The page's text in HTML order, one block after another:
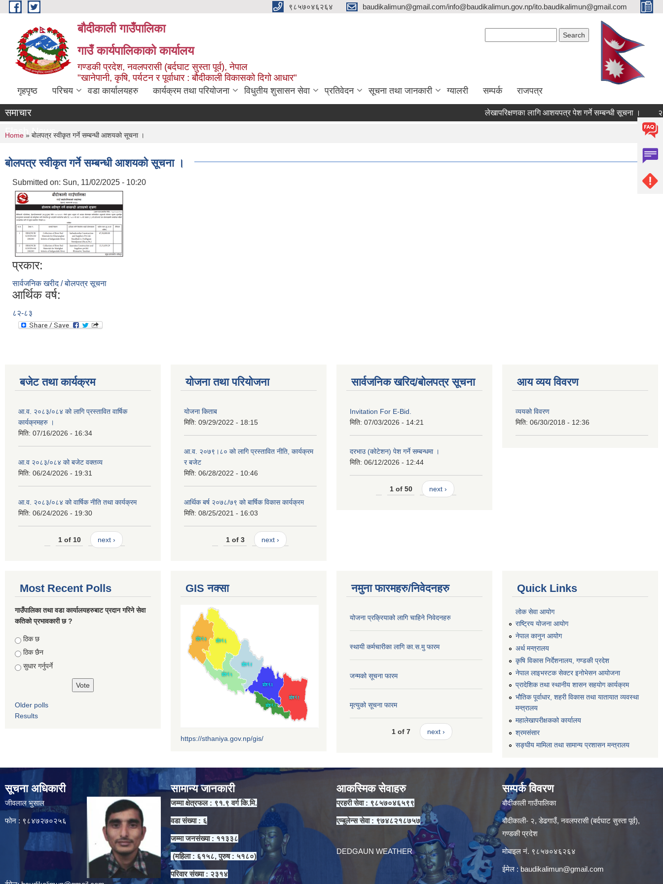
Skip to main content ९८५७०४६२६४ baudikalimun@gmail.com/info@baudikalimun.gov.np/ito.baudikalimun@gmail.com
बौदीकाली गाउँपालिका
गाउँ कार्यपालिकाको कार्यालय
गण्डकी प्रदेश, नवलपरासी (बर्दघाट सुस्ता पूर्व), नेपाल
"खानेपानी, कृषि, पर्यटन र पूर्वाधार : बौदीकाली विकासको दिगो आधार"
गृहपृष्ठ परिचय वडा कार्यालयहरु कार्यक्रम तथा परियोजना विधुतीय शुसासन सेवा प्रतिवेदन सूचना तथा जानकारी ग्यालरी सम्पर्क राजपत्र
समाचार लेखापरिक्षणका लागि आशयपत्र पेश गर्ने सम्बन्धी सूचना ।
Flash News
You are here
Home » बोलपत्र स्वीकृत गर्ने सम्बन्धी आशयको सूचना ।
बोलपत्र स्वीकृत गर्ने सम्बन्धी आशयको सूचना ।
Submitted on: Sun, 11/02/2025 - 10:20
प्रकार:
सार्वजनिक खरीद / बोलपत्र सूचना
आर्थिक वर्ष:
८२-८३
बजेट तथा कार्यक्रम
आ.व. २०८३/०८४ को लागि प्रस्तावित वार्षिक
कार्यक्रमहरु ।
मिति: 07/16/2026 - 16:34
आ.व २०८३/०८४ को बजेट वक्तव्य
मिति: 06/24/2026 - 19:31
आ.व. २०८३/०८४ को वार्षिक नीति तथा कार्यक्रम
मिति: 06/24/2026 - 19:30
1 of 10 next ›
योजना तथा परियोजना
योजना किताब
मिति: 09/29/2022 - 18:15
आ.व. २०७९।८० को लागि प्रस्तावित नीति, कार्यक्रम
र बजेट
मिति: 06/28/2022 - 10:46
आर्थिक बर्ष २०७८/७९ को बार्षिक विकास कार्यक्रम
मिति: 08/25/2021 - 16:03
1 of 3 next ›
सार्वजनिक खरिद/बोलपत्र सूचना
Invitation For E-Bid.
मिति: 07/03/2026 - 14:21
दरभाउ (कोटेशन) पेश गर्ने सम्बन्धमा ।
मिति: 06/12/2026 - 12:44
1 of 50 next ›
आय व्यय विवरण
व्ययको विवरण
मिति: 06/30/2018 - 12:36
Most Recent Polls
गाउँपालिका तथा वडा कार्यालयहरुबाट प्रदान गरिने सेवा
कतिको प्रभावकारी छ ?
Choices
ठिक छ
ठिक छैन
सुधार गर्नुपर्ने
Older polls
Results
GIS नक्सा
https://sthaniya.gov.np/gis/
नमुना फारमहरु/निवेदनहरु
योजना प्रक्रियाको लागि चाहिने निवेदनहरु
स्थायी कर्मचारीका लागि का.स.मु फारम
जन्मको सूचना फारम
मृत्युको सूचना फारम
1 of 7 next ›
Quick Links
लोक सेवा आयोग
राष्ट्रिय योजना आयोग
नेपाल कानुन आयोग
अर्थ मन्त्रालय
कृषि विकास निर्देशनालय, गण्डकी प्रदेश
नेपाल लाइभस्टक सेक्टर इनोभेसन आयोजना
प्रादेशिक तथा स्थानीय शासन सहयोग कार्यक्रम
भौतिक पूर्वाधार, शहरी विकास तथा यातायात व्यवस्था
मन्त्रालय
महालेखापरीक्षकको कार्यालय
श्रमसंसार
सङ्घीय मामिला तथा सामान्य प्रशासन मन्त्रालय
सूचना अधिकारी
जीवलाल भुसाल
फोन : ९८४७२७०२५६
सामान्य जानकारी
जम्मा क्षेत्रफल : ९१.९ वर्ग कि.मि.
वडा संख्या : ६
जम्मा जनसंख्या : ११३३८
(महिला : ६१५८, पुरुष : ५१८०)
परिवार संख्या : २३१४
आकस्मिक सेवाहरु
प्रहरी सेवा : ९८५७०४६५९९
एम्बुलेन्स सेवा : ९७४८२१८७५७
DEDGAUN WEATHER
सम्पर्क विवरण
बौदीकाली गाउँपालिका
बौदीकाली- २, डेढगाउँ, नवलपरासी (बर्दघाट सुस्ता पूर्व),
गण्डकी प्रदेश
मोबाइल नं. ९८५७०४६२६४
ईमेल :baudikalimun@gmail.com